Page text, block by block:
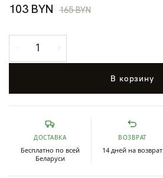
103 BYN 165 BYN
В корзину
ДОСТАВКА
Бесплатно по всей
Беларуси
ВОЗВРАТ
14 дней на возврат